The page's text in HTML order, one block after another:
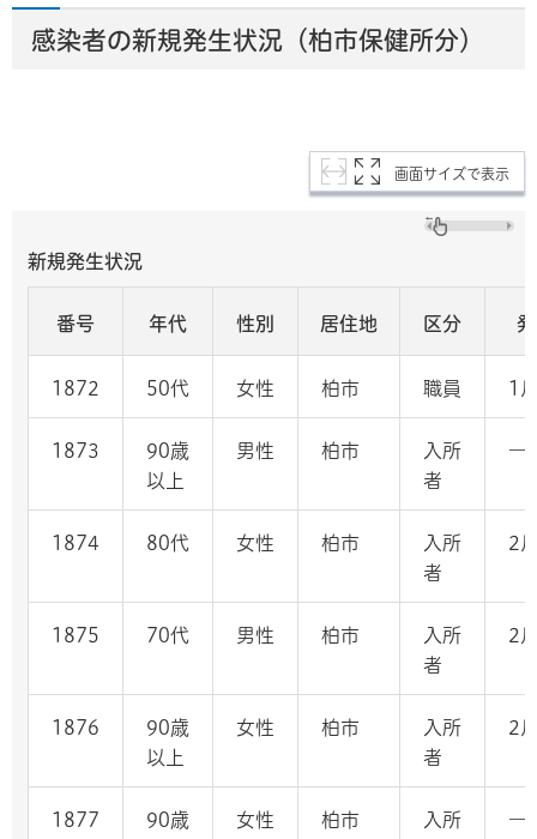
感染者の新規発生状況（柏市保健所分）
画面サイズで表示
新規発生状況
番号 年代 性別 居住地 区分
1872 50代 女性 柏市 職員 1
1873
90歳
以上
男性 柏市
入所
者
―
1874 80代 女性 柏市
入所
者
2
1875 70代 男性 柏市
入所
者
2
1876
90歳
以上
女性 柏市
入所
者
2
1877
90歳
女性 柏市
入所
―